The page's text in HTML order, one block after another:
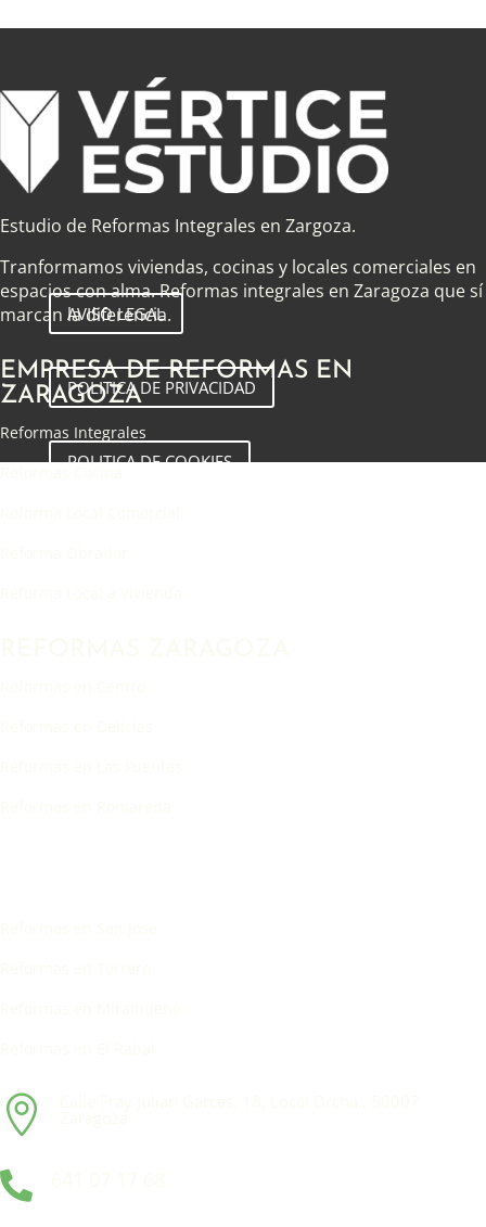
Estudio de Reformas Integrales en Zargoza.
Tranformamos viviendas, cocinas y locales comerciales en
espacios con alma. Reformas integrales en Zaragoza que sí
marcan la diferencia.
EMPRESA DE REFORMAS EN
ZARAGOZA
Reformas Integrales


AVISO LEGAL
POLITICA DE PRIVACIDAD
POLITICA DE COOKIES